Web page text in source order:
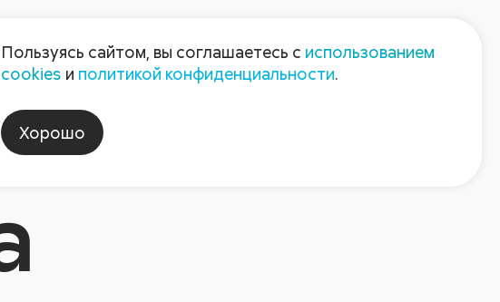
Пресс-центр Контакты
Компания
Пользуясь сайтом, вы соглашаетесь с использованием
cookies и политикой конфиденциальности.
Хорошо